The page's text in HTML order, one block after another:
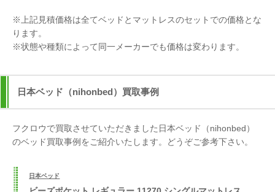
※上記見積価格は全てベッドとマットレスのセットでの価格とな
ります。
※状態や種類によって同一メーカーでも価格は変わります。
日本ベッド（nihonbed）買取事例
フクロウで買取させていただきました日本ベッド（nihonbed）
のベッド買取事例をご紹介いたします。どうぞご参考下さい。
日本ベッド